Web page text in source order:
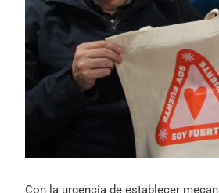
Con la urgencia de establecer